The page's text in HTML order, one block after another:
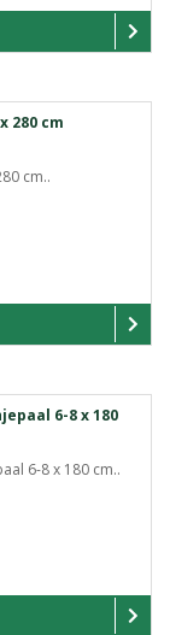
280 cm
cm..
6-8 x 180
6-8 x 180 cm..